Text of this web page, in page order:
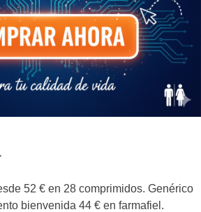
52 € en 28 comprimidos. Genérico
bienvenida 44 € en farmafiel.